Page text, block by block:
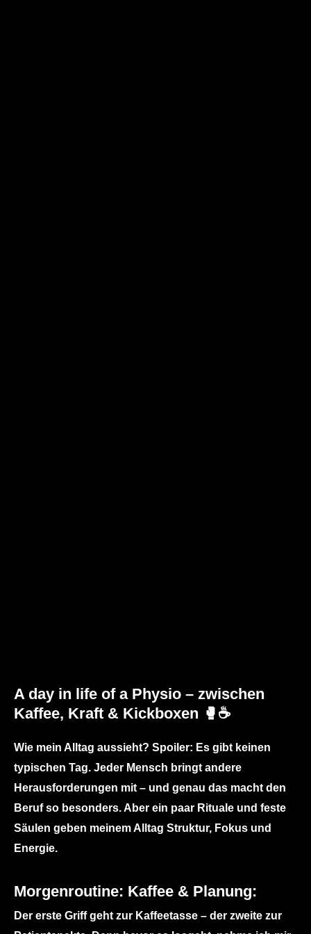
A day in life of a Physio – zwischen
Kaffee, Kraft & Kickboxen 🥊☕
Wie mein Alltag aussieht? Spoiler: Es gibt keinen
typischen Tag. Jeder Mensch bringt andere
Herausforderungen mit – und genau das macht den
Beruf so besonders. Aber ein paar Rituale und feste
Säulen geben meinem Alltag Struktur, Fokus und
Energie.
Morgenroutine: Kaffee & Planung:
Der erste Griff geht zur Kaffeetasse – der zweite zur